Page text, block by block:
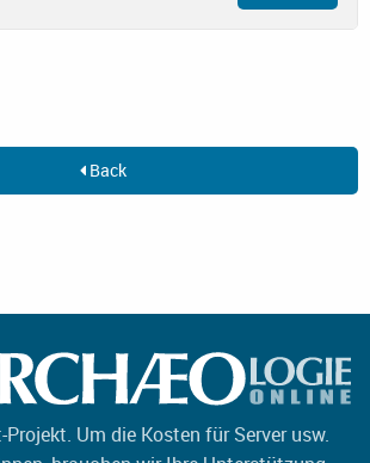
Back
Um die Kosten für Server usw.